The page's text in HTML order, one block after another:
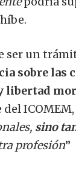
ser un
sobre las
libertad
sino
profesión”